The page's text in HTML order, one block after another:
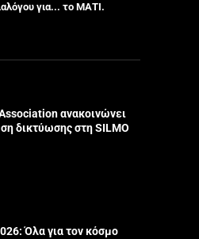
για... το ΜΑΤΙ.
ανακοινώνει
δικτύωσης στη SILMO
Όλα για τον κόσμο